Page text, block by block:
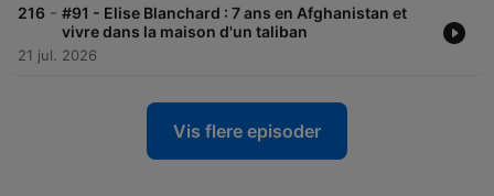
216 - #91 - Elise Blanchard : 7 ans en Afghanistan et
vivre dans la maison d'un taliban
21 jul. 2026
Vis flere episoder